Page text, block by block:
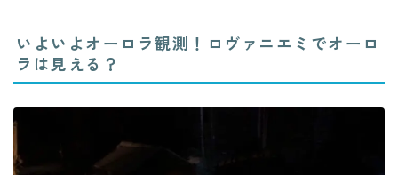
いよいよオーロラ観測！ロヴァニエミでオーロ
ラは見える？